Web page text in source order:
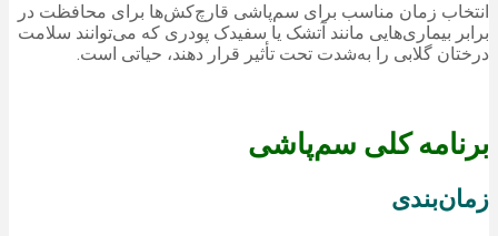
انتخاب زمان مناسب برای سم‌پاشی قارچ‌کش‌ها برای محافظت در
برابر بیماری‌هایی مانند آتشک یا سفیدک پودری که می‌توانند سلامت
درختان گلابی را به‌شدت تحت تأثیر قرار دهند، حیاتی است.
برنامه کلی سم‌پاشی
زمان‌بندی